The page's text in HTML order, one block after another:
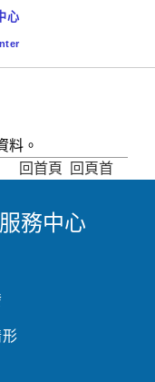
心
料。
回首頁 回頁首
務中心